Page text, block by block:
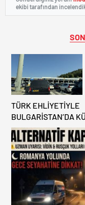
ekibi tarafından
TÜRK EHLİYETİYLE
BULGARİSTAN’DA
HATA, ARACINA 6
KONULMASINA YOL